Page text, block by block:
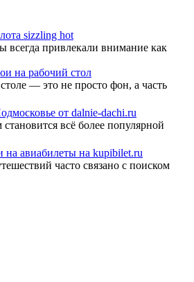
sizzling hot
всегда привлекали внимание как
на рабочий стол
— это не просто фон, а часть
от dalnie-dachi.ru
всё более популярной
авиабилеты на kupibilet.ru
часто связано с поиском